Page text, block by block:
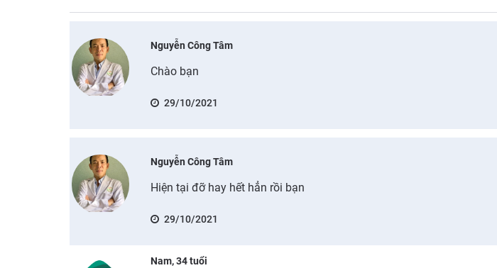
Nguyễn Công Tâm
Chào bạn
29/10/2021
Nguyễn Công Tâm
Hiện tại đỡ hay hết hẳn rồi bạn
29/10/2021
Nam, 34 tuổi